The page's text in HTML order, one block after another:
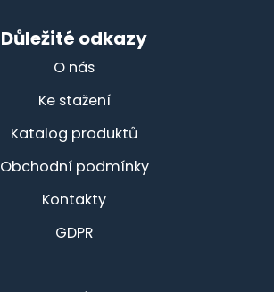
Důležité odkazy
O nás
Ke stažení
Katalog produktů
Obchodní podmínky
Kontakty
GDPR